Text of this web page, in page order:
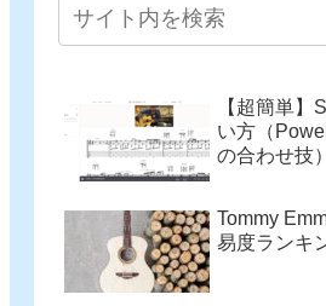
【超簡単】
い方（
の合わせ技）
Tommy
易度ランキ